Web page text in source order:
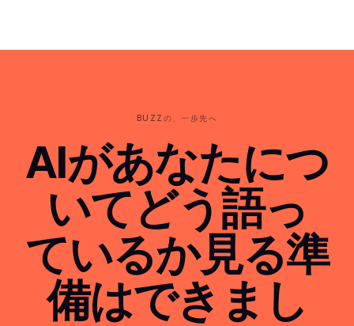
BUZZの、一歩先へ
AIがあなたにつ
いてどう語っ
ているか見る準
備はできまし